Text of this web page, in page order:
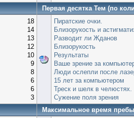
Первая десятка Тем (по
18
14
13
12
10
9
8
6
6
3
Пиратские очки.
Близорукость и
Разводит ли Жданов
Близорукость
Результаты
Ваше зрение за
Люди ослепли после
15 лет за компьютером
Треск и шелк в челюстях.
Сужение поля зрения
Максимальное время